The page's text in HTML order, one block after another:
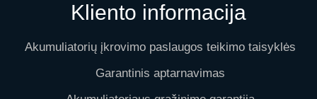
Kliento informacija
Akumuliatorių įkrovimo paslaugos teikimo taisyklės
Garantinis aptarnavimas